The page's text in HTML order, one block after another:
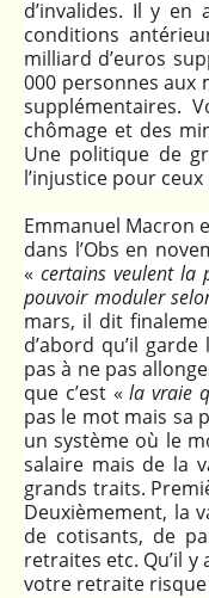
d’invalides. Il y
conditions
milliard d’euros
000 personnes aux
supplémentaires.
chômage et des
Une politique de
l’injustice pour
Emmanuel Macron
dans l’Obs en
« certains veulent la
pouvoir moduler
mars, il dit
d’abord qu’il
pas à ne pas
que c’est « la vraie
pas le mot mais sa
un système où le
salaire mais de la
grands traits.
Deuxièmement, la
de cotisants, de
retraites etc. Qu’il
votre retraite risque